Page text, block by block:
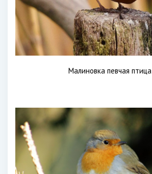
Малиновка певчая птица